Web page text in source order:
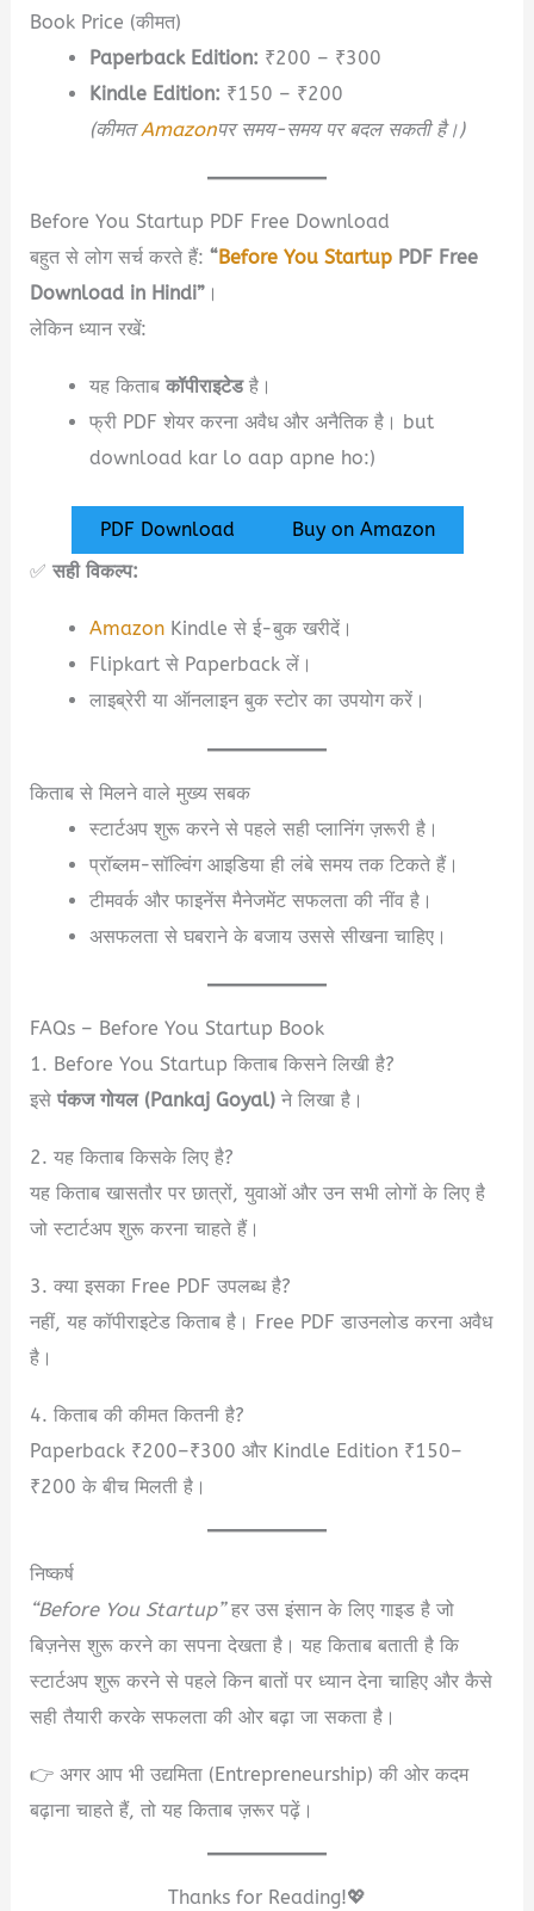
Book Price (कीमत)
Paperback Edition: ₹200 – ₹300
Kindle Edition: ₹150 – ₹200
(कीमतAmazonपर समय-समय पर बदल सकती है।)
Before You Startup PDF Free Download
बहुत से लोग सर्च करते हैं:“Before You Startup PDF Free
Download in Hindi” ।
लेकिन ध्यान रखें:
यह किताब कॉपीराइटेडहै।
फ्री PDF शेयर करना अवैध और अनैतिक है। but
download kar lo aap apne ho:)
PDF Download
Buy on Amazon
✅सही विकल्प:
Amazon Kindle से ई-बुक खरीदें।
Flipkart से Paperback लें।
लाइब्रेरी या ऑनलाइन बुक स्टोर का उपयोग करें।
किताब से मिलने वाले मुख्य सबक
स्टार्टअप शुरू करने से पहले सही प्लानिंग ज़रूरी है।
प्रॉब्लम-सॉल्विंग आइडिया ही लंबे समय तक टिकते हैं।
टीमवर्क और फाइनेंस मैनेजमेंट सफलता की नींव है।
असफलता से घबराने के बजाय उससे सीखना चाहिए।
FAQs – Before You Startup Book
1. Before You Startup किताब किसने लिखी है?
इसेपंकज गोयल (Pankaj Goyal) ने लिखा है।
2. यह किताब किसके लिए है?
यह किताब खासतौर पर छात्रों, युवाओं और उन सभी लोगों के लिए है
जो स्टार्टअप शुरू करना चाहते हैं।
3. क्या इसका Free PDF उपलब्ध है?
नहीं, यह कॉपीराइटेड किताब है। Free PDF डाउनलोड करना अवैध
है।
4. किताब की कीमत कितनी है?
Paperback ₹200–₹300 और Kindle Edition ₹150–
₹200 के बीच मिलती है।
निष्कर्ष
“Before You Startup”हर उस इंसान के लिए गाइड है जो
बिज़नेस शुरू करने का सपना देखता है। यह किताब बताती है कि
स्टार्टअप शुरू करने से पहले किन बातों पर ध्यान देना चाहिए और कैसे
सही तैयारी करके सफलता की ओर बढ़ा जा सकता है।
👉 अगर आप भी उद्यमिता (Entrepreneurship) की ओर कदम
बढ़ाना चाहते हैं, तो यह किताब ज़रूर पढ़ें।
Thanks for Reading!💖